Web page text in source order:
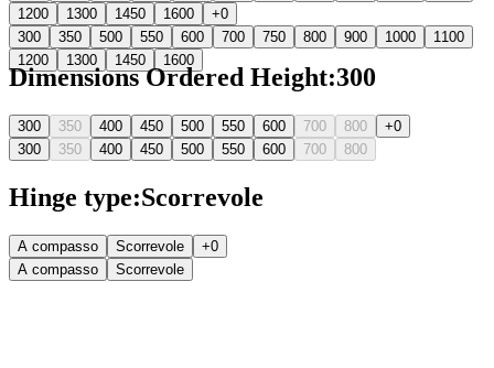
1200
1300 1450 1600
+0
300
350 500 550 600 700 750 800 900 1000
1100
1200
1300 1450 1600
Dimensions Ordered Height:300
300 350 400 450 500 550 600 700 800
+0
300
350 400 450 500 550 600 700 800
Hinge type:Scorrevole
A compasso Scorrevole
+0
A compasso
Scorrevole